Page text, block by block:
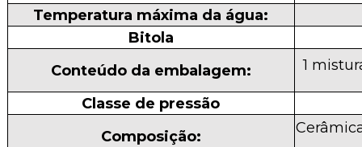
Temperatura máxima da água:
Bitola
Conteúdo da embalagem:
1
Classe de pressão
Composição: